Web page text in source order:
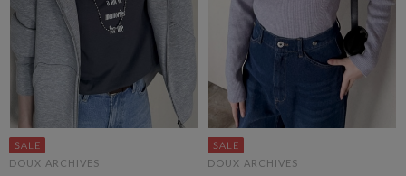
DOUX ARCHIVES DOUX ARCHIVES